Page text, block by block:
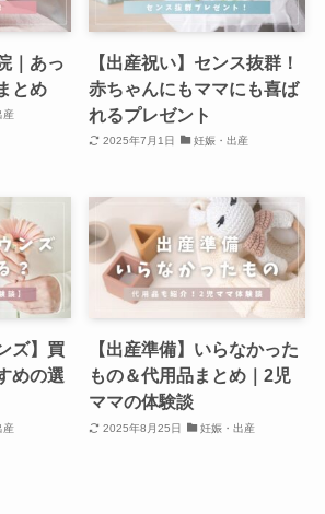
｜あっ
とめ
産
【出産祝い】センス抜群！
赤ちゃんにもママにも喜ば
れるプレゼント
2025年7月1日 妊娠・出産
ズ】買
めの選
産
【出産準備】いらなかった
もの＆代用品まとめ｜2児
ママの体験談
2025年8月25日 妊娠・出産